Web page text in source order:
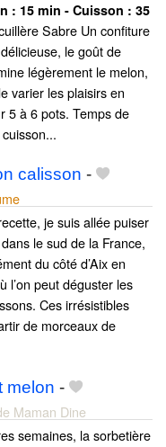
: 15 min - Cuisson : 35
Sabre Un confiture
le goût de
légèrement le melon,
varier les plaisirs en
5 à 6 pots. Temps de
calisson -
je suis allée puiser
dans le sud de la France,
du côté d’Aix en
l’on peut déguster les
Ces irrésistibles
de morceaux de
melon -
Maman Dine
semaines, la sorbetière